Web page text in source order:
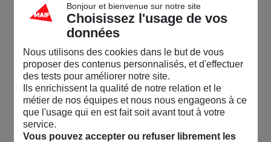
Bonjour et bienvenue sur notre site
Choisissez l'usage de vos
données
Nous utilisons des cookies dans le but de vous
proposer des contenus personnalisés, et d'effectuer
des tests pour améliorer notre site.
Ils enrichissent la qualité de notre relation et le
métier de nos équipes et nous nous engageons à ce
que l'usage qui en est fait soit avant tout à votre
service.
Vous pouvez accepter ou refuser librement les